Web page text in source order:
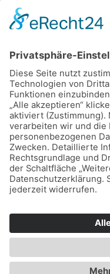
EMail:
Tel: 0699-
Büro
09:00 bis 14:00
Lager: Feldstraße 11,
© 2026 All Rights
Text und „Enter“